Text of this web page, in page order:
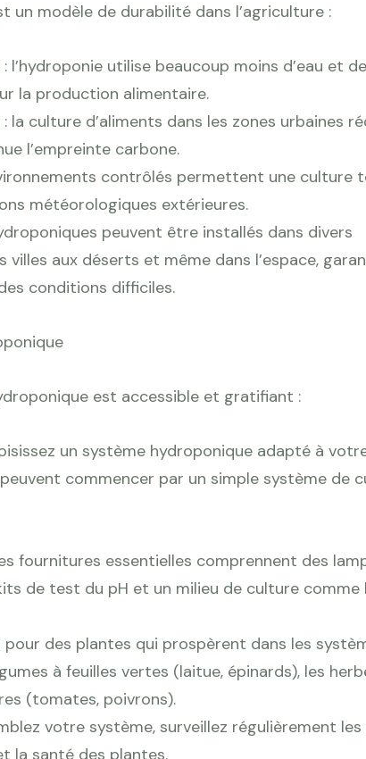
un modèle de durabilité dans l’agriculture :
l’hydroponie utilise beaucoup moins d’eau et
la production alimentaire.
la culture d’aliments dans les zones urbaines
l’empreinte carbone.
contrôlés permettent une culture
météorologiques extérieures.
peuvent être installés dans divers
aux déserts et même dans l’espace,
conditions difficiles.
est accessible et gratifiant :
un système hydroponique adapté à
commencer par un simple système de
fournitures essentielles comprennent des
de test du pH et un milieu de culture comme
des plantes qui prospèrent dans les
à feuilles vertes (laitue, épinards), les
(tomates, poivrons).
votre système, surveillez régulièrement les